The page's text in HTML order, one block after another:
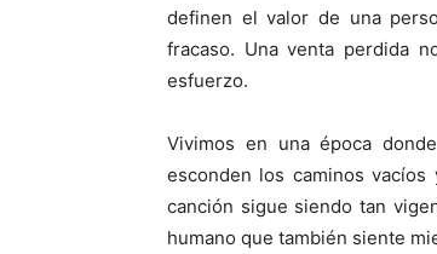
definen el valor de una
fracaso. Una venta perdida
esfuerzo.
Vivimos en una época
esconden los caminos
canción sigue siendo tan
humano que también siente